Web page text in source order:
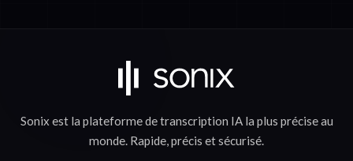
Sonix est la plateforme detranscription IAla plus précise au
monde. Rapide,précis etsécurisé.